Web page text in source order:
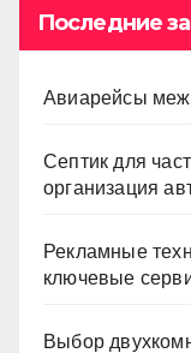
Последние
Авиарейсы
Септик для
организация
Рекламные
ключевые
Выбор